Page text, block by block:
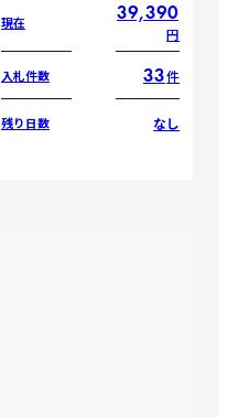
現在 39,390
円
入札件数 33件
残り日数 なし